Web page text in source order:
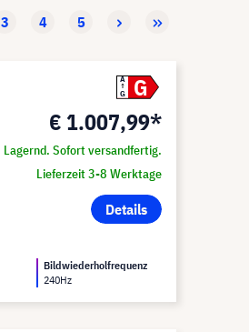
3 4 5
A
G
G
€ 1.007,99*
Lagernd. Sofort versandfertig.
Lieferzeit 3-8 Werktage
Details
Bildwiederholfrequenz
240Hz